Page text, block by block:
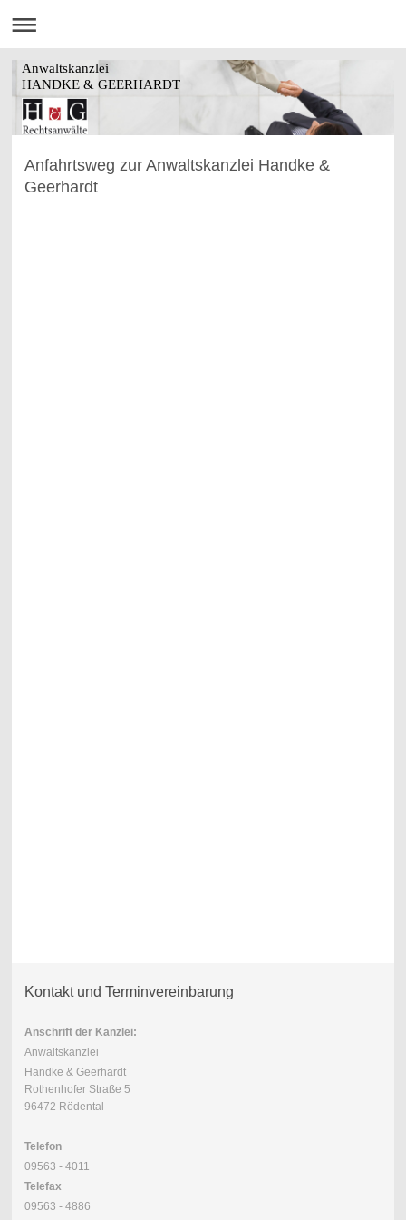
Anwaltskanzlei
HANDKE & GEERHARDT
Anfahrtsweg zur Anwaltskanzlei Handke &
Geerhardt
Kontakt und Terminvereinbarung
Anschrift der Kanzlei:
Anwaltskanzlei
Handke & Geerhardt
Rothenhofer Straße 5
96472 Rödental
Telefon
09563 - 4011
Telefax
09563 - 4886